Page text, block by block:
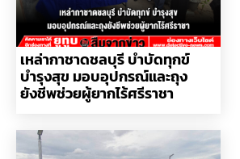
เหล่ากาชาดชลบุรี บำบัดทุกข์
บำรุงสุข มอบอุปกรณ์และถุง
ยังชีพช่วยผู้ยากไร้ศรีราชา